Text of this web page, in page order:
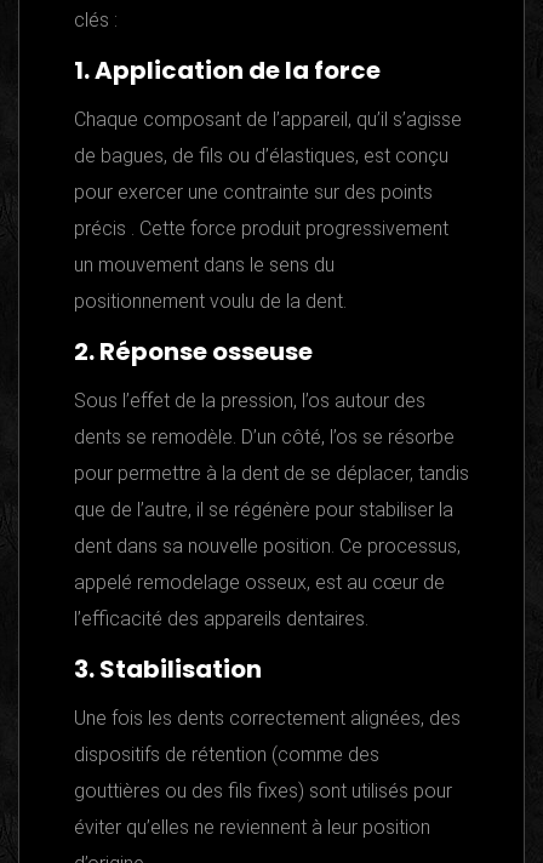
clés :
1. Application de la force
Chaque composant de l’appareil, qu’il s’agisse
de bagues, de fils ou d’élastiques, est conçu
pour exercer une contrainte sur des points
précis . Cette force produit progressivement
un mouvement dans le sens du
positionnement voulu de la dent.
2. Réponse osseuse
Sous l’effet de la pression, l’os autour des
dents se remodèle. D’un côté, l’os se résorbe
pour permettre à la dent de se déplacer, tandis
que de l’autre, il se régénère pour stabiliser la
dent dans sa nouvelle position. Ce processus,
appelé remodelage osseux, est au cœur de
l’efficacité des appareils dentaires.
3. Stabilisation
Une fois les dents correctement alignées, des
dispositifs de rétention (comme des
gouttières ou des fils fixes) sont utilisés pour
éviter qu’elles ne reviennent à leur position